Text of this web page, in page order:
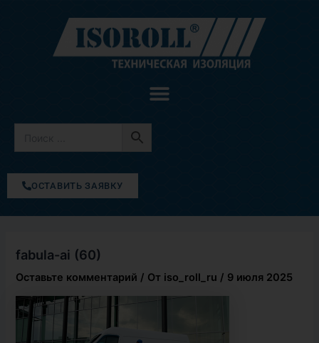
содержимому
ОСТАВИТЬ ЗАЯВКУ
fabula-ai (60)
Оставьте комментарий / От iso_roll_ru / 9 июля 2025